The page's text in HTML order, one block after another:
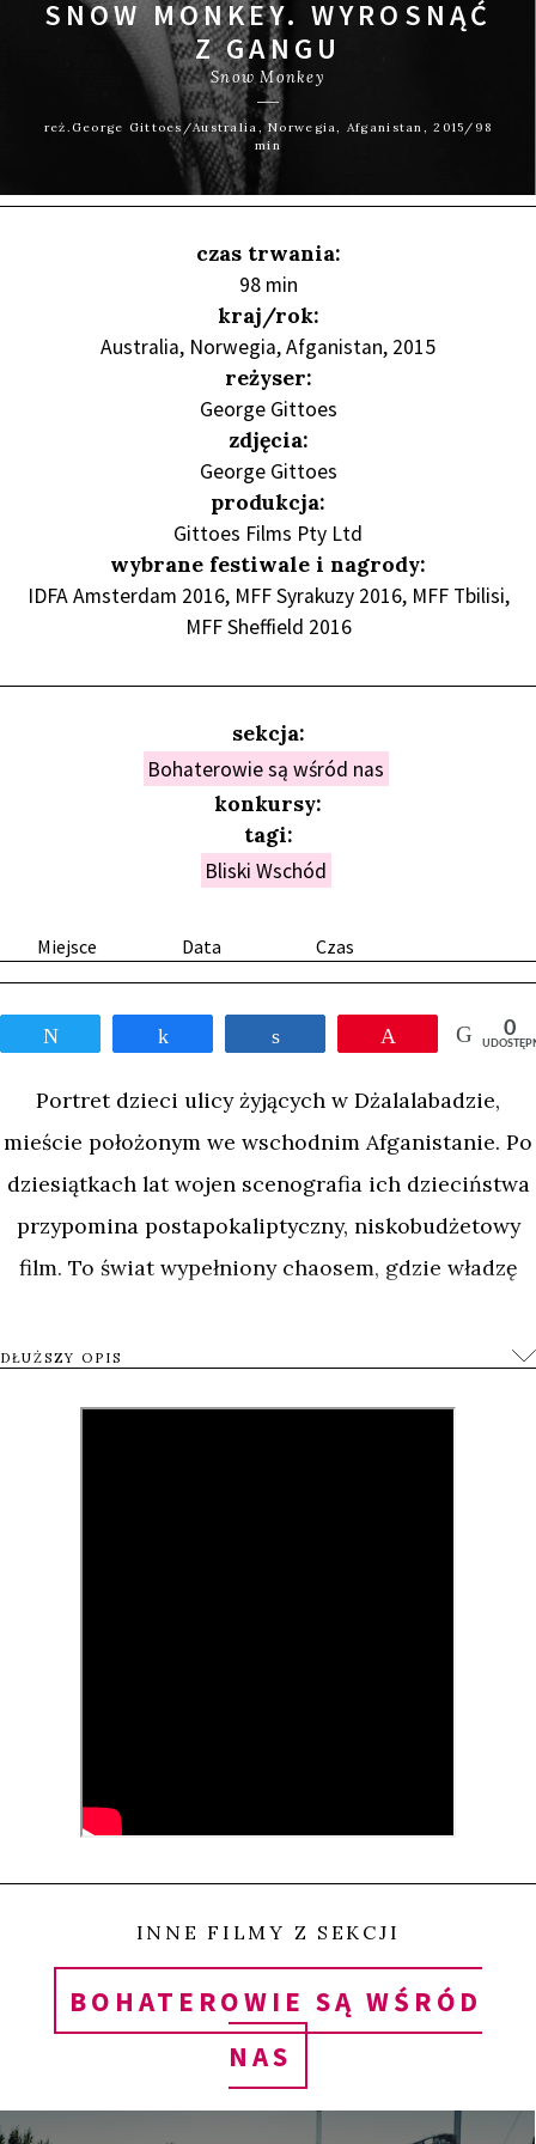
SNOW MONKEY. WYROSNĄĆ
Z GANGU
Snow Monkey
reż.George Gittoes/Australia, Norwegia, Afganistan, 2015/98
min
Miejsce Data Czas
Przypnij 0
Portret dzieci ulicy żyjących w Dżalalabadzie,
mieście położonym we wschodnim Afganistanie. Po
dziesiątkach lat wojen scenografia ich dzieciństwa
przypomina postapokaliptyczny, niskobudżetowy
film. To świat wypełniony chaosem, gdzie władzę
Pełzający po ulicach żebrzący kalecy i park
chce mu oddać swojej doli. Od dzieciństwa
otoczeni przemocą, latającymi nad głową
helikopterami, przyzwyczajeni do terrorystów-
samobójców i karabinowych salw, pewnego dnia
napotykają na swojej drodze Australijczyka, który
otwiera w ich dzielnicy ośrodek, gdzie mogą przyjść
i… zostać bohaterami filmu o sobie samych.
Zaciszne podwórze, gdzie króluje Gittoes i jego
żona, zamienia się w wytwórnię filmową, stając się
DŁUŻSZY OPIS
czas trwania:
98 min
kraj/rok:
Australia, Norwegia, Afganistan, 2015
reżyser:
George Gittoes
zdjęcia:
George Gittoes
produkcja:
Gittoes Films Pty Ltd
wybrane festiwale i nagrody:
IDFA Amsterdam 2016, MFF Syrakuzy 2016, MFF Tbilisi,
MFF Sheffield 2016
sekcja:
Bohaterowie są wśród nas
konkursy:
tagi:
Bliski Wschód
INNE FILMY Z SEKCJI
BOHATEROWIE SĄ WŚRÓD
NAS